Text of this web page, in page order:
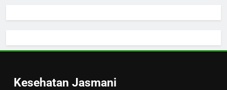
Kesehatan Jasmani